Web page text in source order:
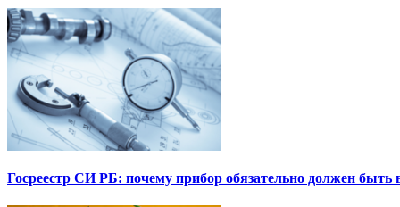
Госреестр СИ РБ: почему прибор обязательно должен быть